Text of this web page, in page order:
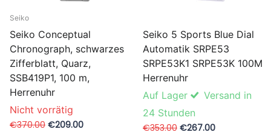
Seiko
Seiko Conceptual
Chronograph, schwarzes
Zifferblatt, Quarz,
SSB419P1, 100 m,
Herrenuhr
Nicht vorrätig
€370.00 €209.00
Seiko 5 Sports Blue Dial
Automatik SRPE53
SRPE53K1 SRPE53K 100M
Herrenuhr
Auf Lager
Versand in
24 Stunden
€353.00 €267.00